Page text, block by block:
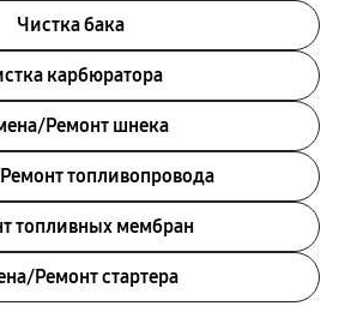
Чистка бака
карбюратора
Pемонт шнека
топливопровода
топливных мембран
Pемонт стартера